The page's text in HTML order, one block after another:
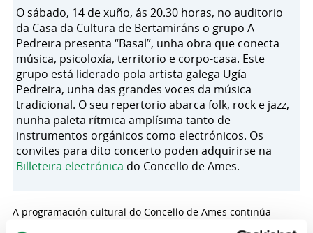
O sábado, 14 de xuño, ás 20.30 horas, no auditorio
da Casa da Cultura de Bertamiráns o grupo A
Pedreira presenta “Basal”, unha obra que conecta
música, psicoloxía, territorio e corpo-casa. Este
grupo está liderado pola artista galega Ugía
Pedreira, unha das grandes voces da música
tradicional. O seu repertorio abarca folk, rock e jazz,
nunha paleta rítmica amplísima tanto de
instrumentos orgánicos como electrónicos. Os
convites para dito concerto poden adquirirse na
Billeteira electrónica do Concello de Ames.
A programación cultural do Concello de Ames continúa